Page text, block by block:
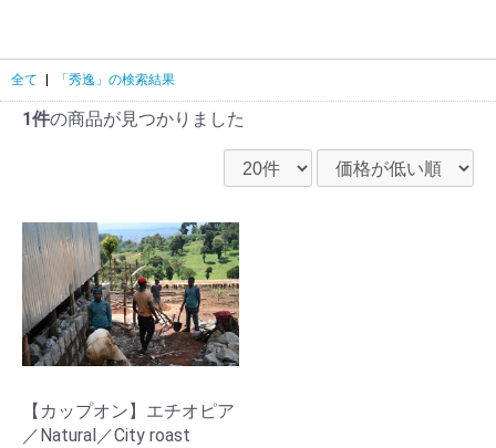
全て | 「秀逸」の検索結果
1件の商品が見つかりました
【カップオン】エチオピア
／Natural／City roast